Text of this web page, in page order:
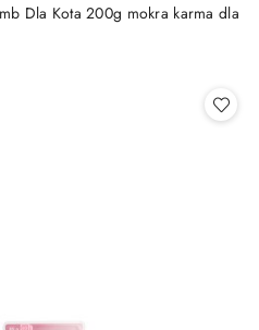
Dla Kota 200g mokra karma dla